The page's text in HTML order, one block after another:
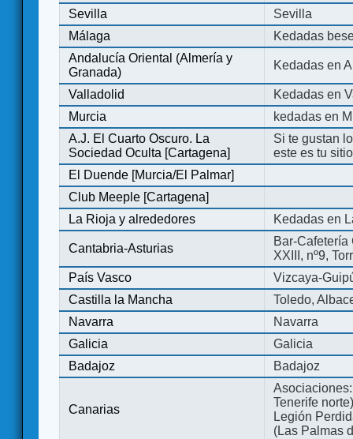
Sevilla
Sevilla
Málaga
Kedadas
Andalucía Oriental (Almería y
Granada)
Kedadas en
Valladolid
Kedadas en
Murcia
kedadas en
A.J. El Cuarto Oscuro. La
Sociedad Oculta [Cartagena]
Si te gustan
este es tu
El Duende [Murcia/El Palmar]
Club Meeple [Cartagena]
La Rioja y alrededores
Kedadas en
Cantabria-Asturias
Bar-
XXIII, nº9,
País Vasco
Vizcaya-
Castilla la Mancha
Toledo,
Navarra
Navarra
Galicia
Galicia
Badajoz
Badajoz
Canarias
Tenerife
Legión
(Las Palmas